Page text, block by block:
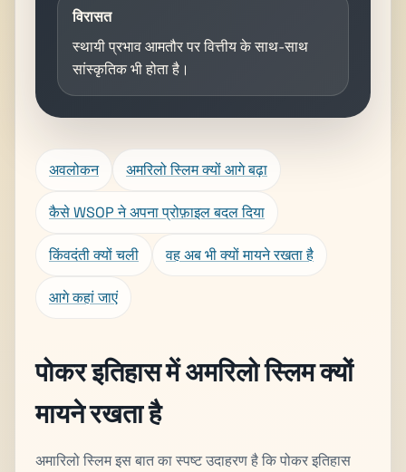
विरासत
स्थायी प्रभाव आमतौर पर वित्तीय के साथ-साथ
सांस्कृतिक भी होता है।
अवलोकन अमरिलो स्लिम क्यों आगे बढ़ा
कैसे WSOP ने अपना प्रोफ़ाइल बदल दिया
किंवदंती क्यों चली वह अब भी क्यों मायने रखता है
आगे कहां जाएं
पोकर इतिहास में अमरिलो स्लिम क्यों
मायने रखता है
अमारिलो स्लिम इस बात का स्पष्ट उदाहरण है कि पोकर इतिहास